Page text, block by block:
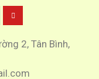
2, Tân Bình,